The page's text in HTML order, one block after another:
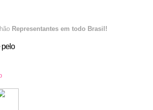
Representantes em todo Brasil!
pelo